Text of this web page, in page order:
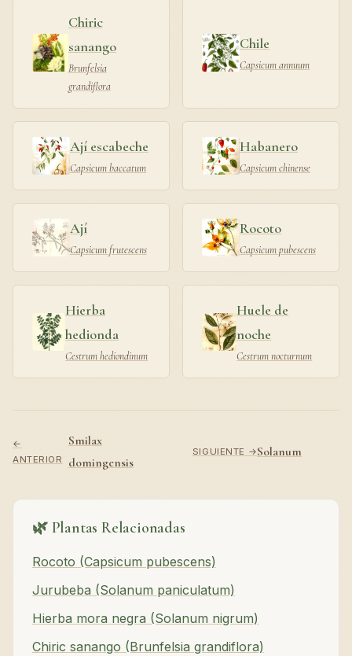
Chiric
sanango
Brunfelsia
grandiflora
Chile
Capsicum annuum
Ají escabeche
Capsicum baccatum
Habanero
Capsicum chinense
Ají
Capsicum frutescens
Rocoto
Capsicum pubescens
Hierba
hedionda
Cestrum hediondinum
Huele de
noche
Cestrum nocturnum
←
ANTERIOR
Smilax
domingensis
SIGUIENTE →Solanum
🌿 Plantas Relacionadas
Rocoto (Capsicum pubescens)
Jurubeba (Solanum paniculatum)
Hierba mora negra (Solanum nigrum)
Chiric sanango (Brunfelsia grandiflora)